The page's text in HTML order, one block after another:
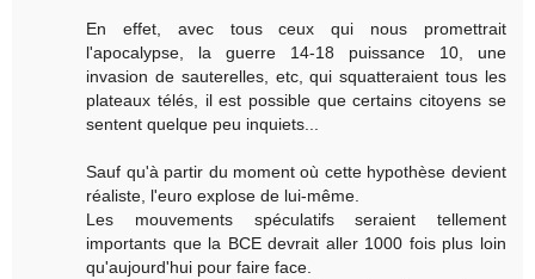
En effet, avec tous ceux qui nous promettrait
l'apocalypse, la guerre 14-18 puissance 10, une
invasion de sauterelles, etc, qui squatteraient tous les
plateaux télés, il est possible que certains citoyens se
sentent quelque peu inquiets...
Sauf qu'à partir du moment où cette hypothèse devient
réaliste, l'euro explose de lui-même.
Les mouvements spéculatifs seraient tellement
importants que la BCE devrait aller 1000 fois plus loin
qu'aujourd'hui pour faire face.